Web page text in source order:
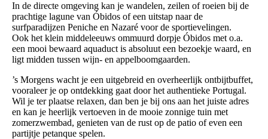
In de directe omgeving kan je wandelen, zeilen of roeien bij de
prachtige lagune van Óbidos of een uitstap naar de
surfparadijzen Peniche en Nazaré voor de sportievelingen.
Ook het klein middeleeuws ommuurd dorpje Óbidos met o.a.
een mooi bewaard aquaduct is absoluut een bezoekje waard, en
ligt midden tussen wijn- en appelboomgaarden.
’s Morgens wacht je een uitgebreid en overheerlijk ontbijtbuffet,
vooraleer je op ontdekking gaat door het authentieke Portugal.
Wil je ter plaatse relaxen, dan ben je bij ons aan het juiste adres
en kan je heerlijk vertoeven in de mooie zonnige tuin met
zomerzwembad, genieten van de rust op de patio of even een
partijtje petanque spelen.